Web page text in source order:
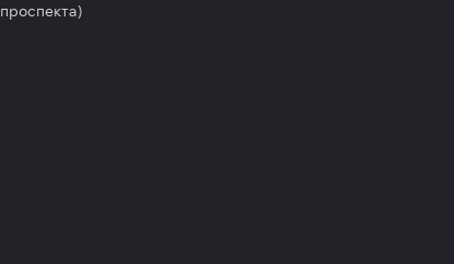
проспекта)